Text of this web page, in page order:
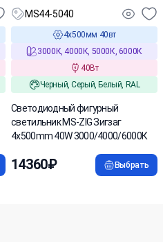
MS44-5040
4х500мм 40вт
3000К, 4000К, 5000К, 6000К
40Вт
Черный, Серый, Белый, RAL
Светодиодный фигурный
светильник MS-ZIG Зигзаг
4x500mm 40W 3000/4000/6000К
14360₽ Выбрать